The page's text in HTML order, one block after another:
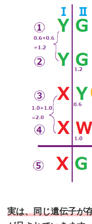
実は、同じ遺伝子が